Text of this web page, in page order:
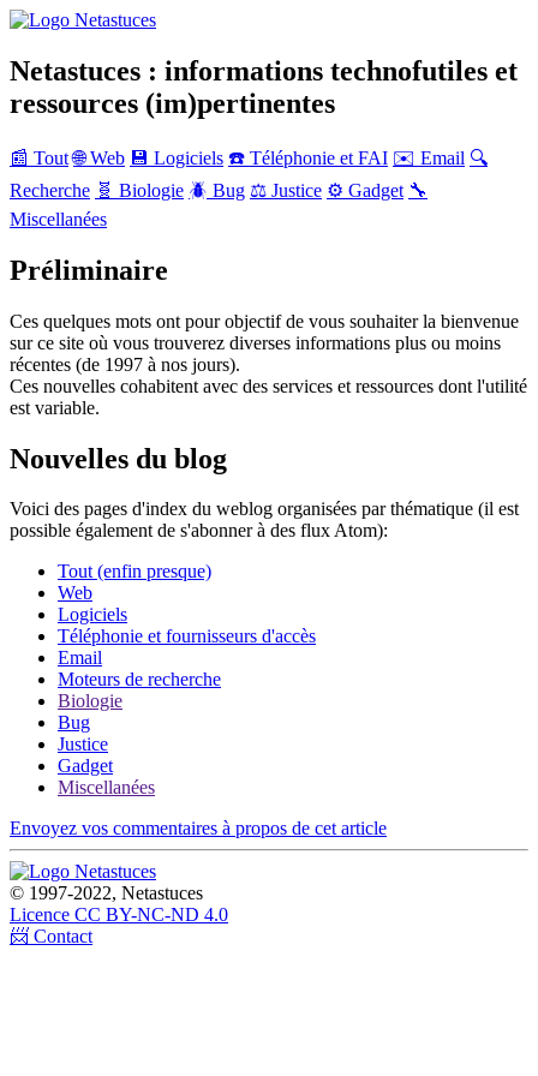
Netastuces : informations technofutiles et
ressources (im)pertinentes
📰 Tout 🌐 Web 💾 Logiciels ☎️ Téléphonie et FAI ✉️ Email 🔍
Recherche 🧬 Biologie 🪲 Bug ⚖️ Justice ⚙️ Gadget 🔧
Miscellanées
Préliminaire
Ces quelques mots ont pour objectif de vous souhaiter la bienvenue
sur ce site où vous trouverez diverses informations plus ou moins
récentes (de 1997 à nos jours).
Ces nouvelles cohabitent avec des services et ressources dont l'utilité
est variable.
Nouvelles du blog
Voici des pages d'index du weblog organisées par thématique (il est
possible également de s'abonner à des flux Atom):
Tout (enfin presque)
Web
Logiciels
Téléphonie et fournisseurs d'accès
Email
Moteurs de recherche
Biologie
Bug
Justice
Gadget
Miscellanées
Envoyez vos commentaires à propos de cet article
© 1997-2022, Netastuces
Licence CC BY-NC-ND 4.0
📨 Contact